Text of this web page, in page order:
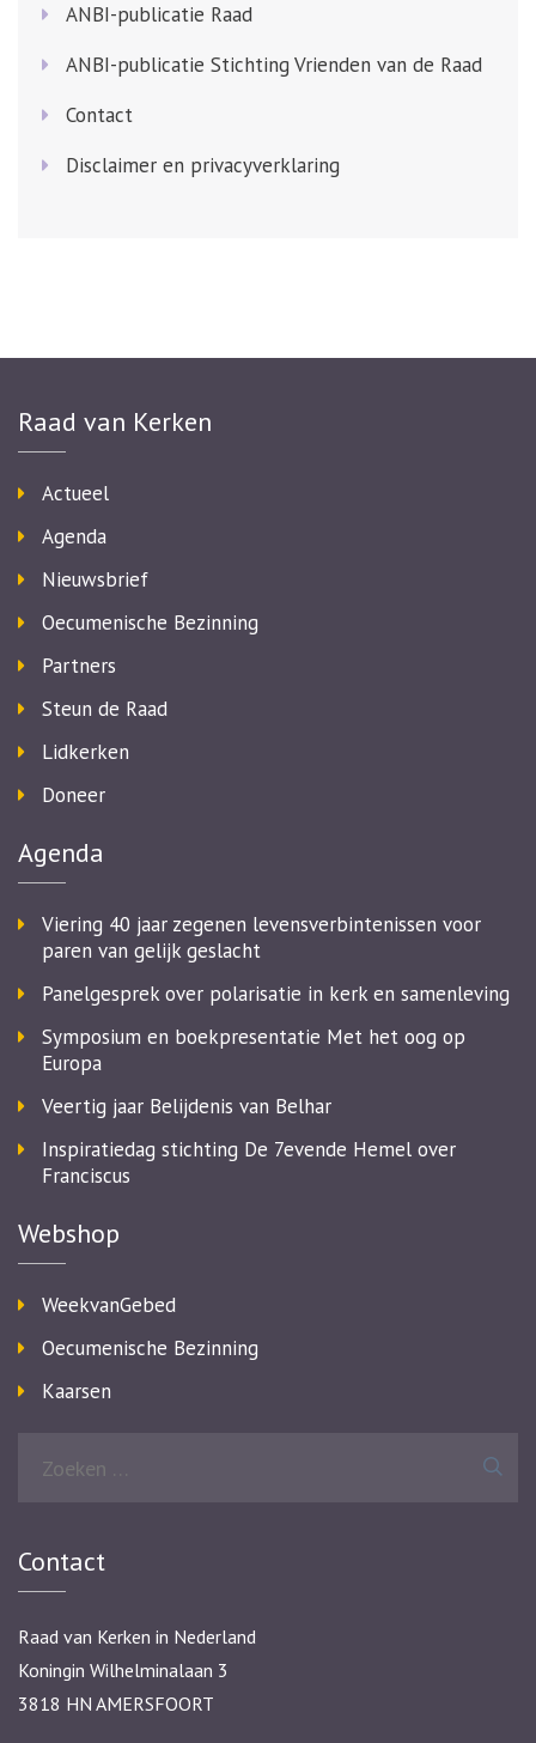
ANBI-publicatie Raad
ANBI-publicatie Stichting Vrienden van de Raad
Contact
Disclaimer en privacyverklaring
Raad van Kerken
Actueel
Agenda
Nieuwsbrief
Oecumenische Bezinning
Partners
Steun de Raad
Lidkerken
Doneer
Agenda
Viering 40 jaar zegenen levensverbintenissen voor
paren van gelijk geslacht
Panelgesprek over polarisatie in kerk en samenleving
Symposium en boekpresentatie Met het oog op
Europa
Veertig jaar Belijdenis van Belhar
Inspiratiedag stichting De 7evende Hemel over
Franciscus
Webshop
WeekvanGebed
Oecumenische Bezinning
Kaarsen
Contact
Raad van Kerken in Nederland
Koningin Wilhelminalaan 3
3818 HN AMERSFOORT